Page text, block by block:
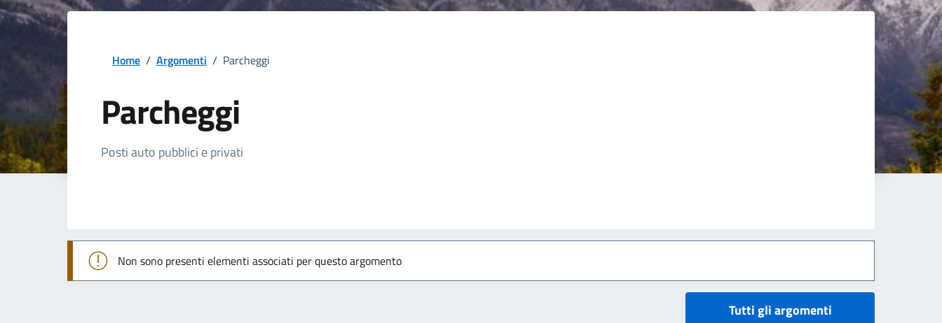
Home / Argomenti / Parcheggi
Parcheggi
Dettagli della notizia
Posti auto pubblici e privati
Non sono presenti elementi associati per questo argomento
Tutti gli argomenti